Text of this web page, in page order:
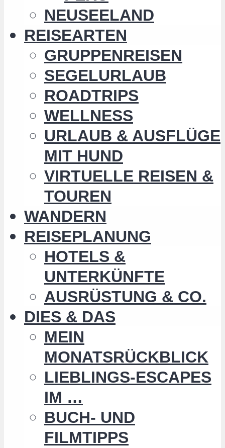
NEUSEELAND
REISEARTEN
GRUPPENREISEN
SEGELURLAUB
ROADTRIPS
WELLNESS
URLAUB & AUSFLÜGE
MIT HUND
VIRTUELLE REISEN &
TOUREN
WANDERN
REISEPLANUNG
HOTELS &
UNTERKÜNFTE
AUSRÜSTUNG & CO.
DIES & DAS
MEIN
MONATSRÜCKBLICK
LIEBLINGS-ESCAPES
IM …
BUCH- UND
FILMTIPPS